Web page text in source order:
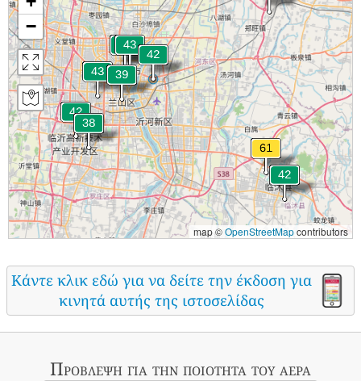
−
map ©OpenStreetMapcontributors
Κάντε κλικ εδώ για να δείτε την έκδοση για
κινητά αυτής της ιστοσελίδας
Πρόβλεψη για την ποιότητα του αέρα